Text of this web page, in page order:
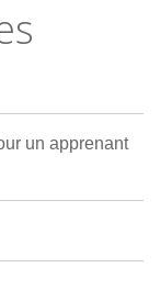
un apprenant